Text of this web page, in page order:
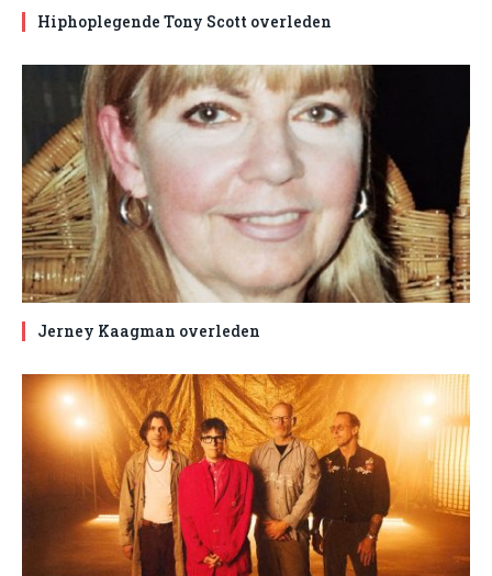
Hiphoplegende Tony Scott overleden
Jerney Kaagman overleden